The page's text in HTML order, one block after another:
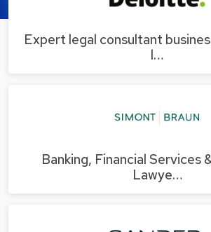
Expert legal consultant
l…
Banking, Financial Services
Lawye…